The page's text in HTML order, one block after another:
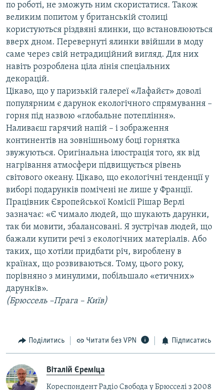
по роботі, не зможуть ним скористатися. Також
великим попитом у британській столиці
користуються різдвяні ялинки, що встановлюються
вверх дном. Перевернуті ялинки ввійшли в моду
саме через свій нетрадиційний вигляд. Для них
навіть розроблена ціла лінія спеціальних
декорацій.
Цікаво, що у паризькій галереї «Лафайєт» доволі
популярним є дарунок екологічного спрямування –
горня під назвою «глобальне потепління».
Наливаєш гарячий напій – і зображення
континентів на зовнішньому боці горнятка
звужуються. Оригінальна ілюстрація того, як від
нагрівання атмосфери підвищується рівень
світового океану. Цікаво, що екологічні тенденції у
виборі подарунків помічені не лише у Франції.
Працівник Європейської Комісії Рішар Верлі
зазначає: «Є чимало людей, що шукають дарунки,
так би мовити, збалансовані. Я зустрічав людей, що
бажали купити речі з екологічних матеріалів. Або
таких, що хотіли придбати річ, вироблену в
країнах, що розвиваються. Тому, цього року,
порівняно з минулими, побільшало «етичних»
дарунків».
(Брюссель –Прага – Київ)
Поділитись Читати без VPN Підписатись
Віталій Єреміца
Кореспондент Радіо Свобода у Брюсселі з 2008